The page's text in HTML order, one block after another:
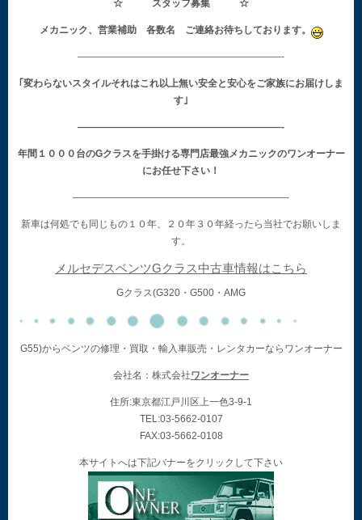
☆ スタッフ募集 ☆
メカニック、営業補助 各数名 ご連絡お待ちしております。
—————————————————————-
｢変わらないスタイルそれはこれ以上無い安全と安心をご家族にお届けしま
す｣
—————————————————————-
年間１０００台のGクラスを手掛ける専門店最強メカニックのワンオーナー
にお任せ下さい！
——————————————————————-
新車は何処でも同じもの１０年、２０年３０年経ったら当社でお願いしま
す。
メルセデスベンツGクラス中古車情報はこちら
Gクラス(G320・G500・AMG
G55)からベンツの修理・買取・輸入車販売・レンタカーならワンオーナー
会社名：株式会社ワンオーナー
住所:東京都江戸川区上一色3-9-1
TEL:03-5662-0107
FAX:03-5662-0108
本サイトへは下記バナーをクリックして下さい